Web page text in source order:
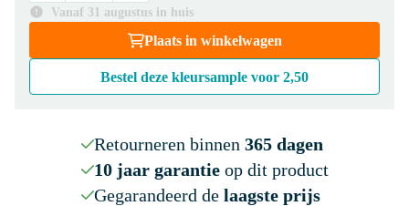
Vanaf 31 augustus in huis
Plaats in winkelwagen
Bestel deze kleursample voor 2,50
Retourneren binnen 365 dagen
10 jaar garantieop dit product
Gegarandeerd de laagste prijs